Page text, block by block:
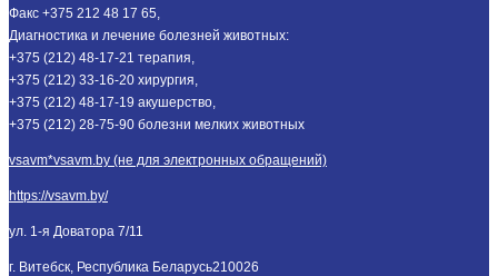
Факс +375 212 48 17 65,
Диагностика и лечение болезней животных:
+375 (212) 48-17-21 терапия,
+375 (212) 33-16-20 хирургия,
+375 (212) 48-17-19 акушерство,
+375 (212) 28-75-90 болезни мелких животных
vsavm*vsavm.by (не для электронных обращений)
https://vsavm.by/
ул. 1-я Доватора 7/11
г. Витебск, Республика Беларусь210026